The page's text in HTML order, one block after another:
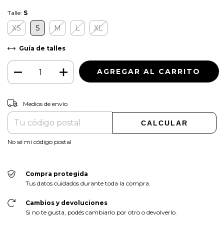
Talle: S
XS S M L XL
Guía de talles
Entregas para el CP:
Medios de envío
CALCULAR
No sé mi código postal
Compra protegida
Tus datos cuidados durante toda la compra.
Cambios y devoluciones
Si no te gusta, podés cambiarlo por otro o devolverlo.